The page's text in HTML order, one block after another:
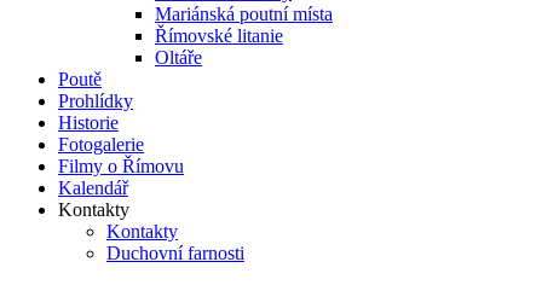
Mariánská poutní místa
Římovské litanie
Oltáře
Poutě
Prohlídky
Historie
Fotogalerie
Filmy o Římovu
Kalendář
Kontakty
Kontakty
Duchovní farnosti